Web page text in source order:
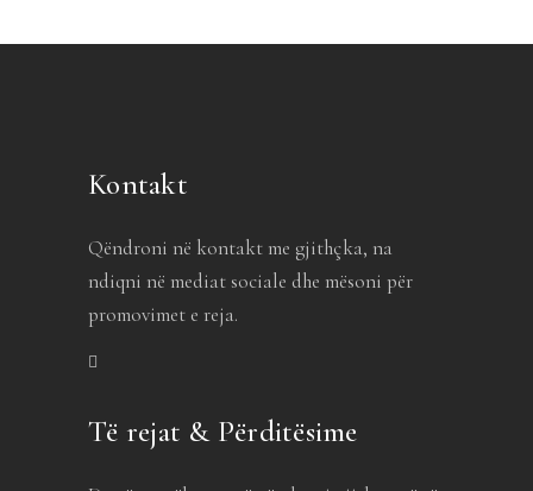
Kontakt
Qëndroni në kontakt me gjithçka, na
ndiqni në mediat sociale dhe mësoni për
promovimet e reja.
Të rejat & Përditësime